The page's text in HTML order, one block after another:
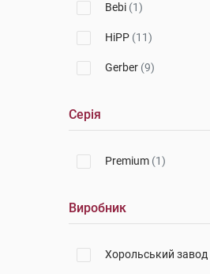
Bebi (1)
HiPP (11)
Gerber (9)
Серія
Premium (1)
Виробник
Хорольський завод